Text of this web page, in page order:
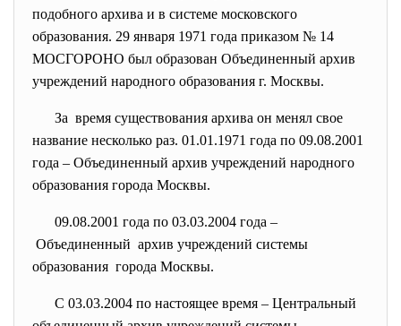
подобного архива и в системе московского
образования. 29 января 1971 года приказом № 14
МОСГОРОНО был образован Объединенный архив
учреждений народного образования г. Москвы.
За время существования архива он менял свое
название несколько раз. 01.01.1971 года по 09.08.2001
года – Объединенный архив учреждений народного
образования города Москвы.
09.08.2001 года по 03.03.2004 года –
Объединенный архив учреждений системы
образования города Москвы.
С 03.03.2004 по настоящее время – Центральный